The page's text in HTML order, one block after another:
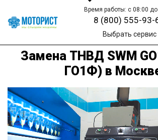
Время работы: с 08:00
8 (800) 555-93-
Выбрать сервис
Замена ТНВД SWM
ГО1Ф) в